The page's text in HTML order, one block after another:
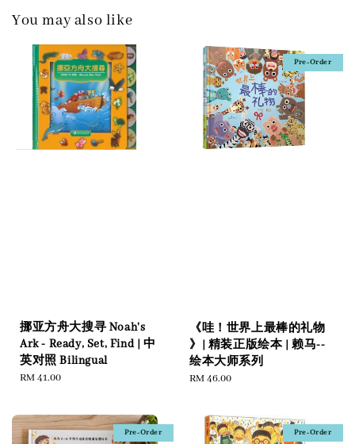
You may also like
挪亚方舟大搜寻 Noah's
Ark - Ready, Set, Find | 中
英对照 Bilingual
Regular
RM 41.00
Pre-Order
《哇！世界上最棒的礼物
》| 精装正版绘本 | 赖马--
绘本大师系列
Regular
RM 46.00
Pre-Order Pre-Order